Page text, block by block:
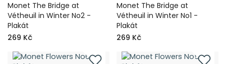
Monet The Bridge at
Vétheuil in Winter No2 -
Plakát
269 Kč
Monet The Bridge at
Vétheuil in Winter No1 -
Plakát
269 Kč